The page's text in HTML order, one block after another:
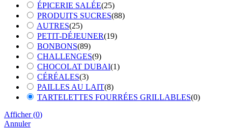
ÉPICERIE SALÉE(25)
PRODUITS SUCRES(88)
AUTRES(25)
PETIT-DÉJEUNER(19)
BONBONS(89)
CHALLENGES(9)
CHOCOLAT DUBAI(1)
CÉRÉALES(3)
PAILLES AU LAIT(8)
TARTELETTES FOURRÉES GRILLABLES(0)
Afficher(0)
Annuler